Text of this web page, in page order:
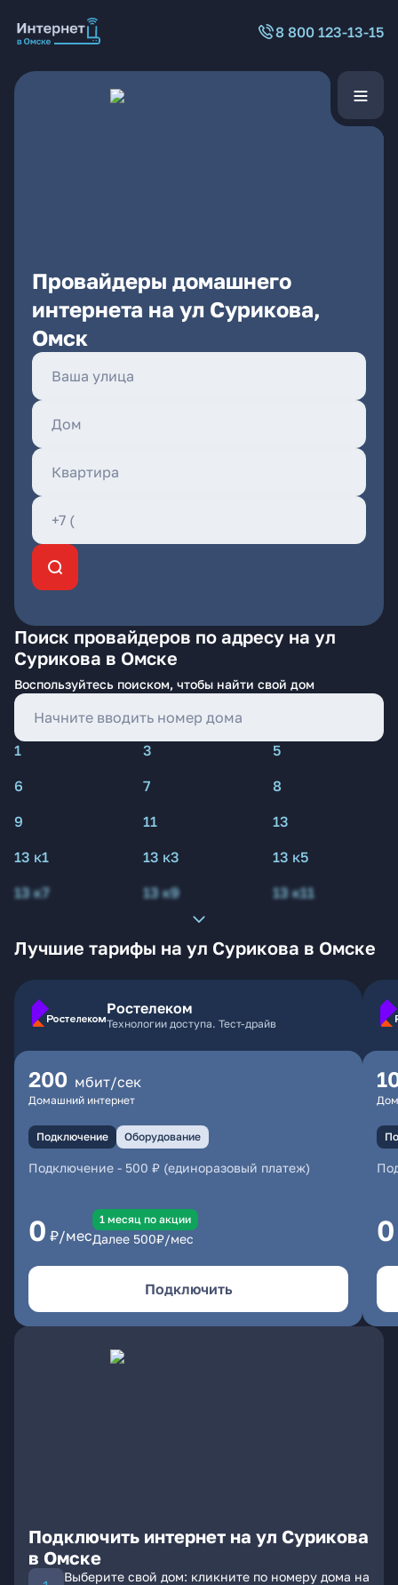
8 800 123-13-15
Провайдеры домашнего
интернета на ул Сурикова,
Омск
Поиск провайдеров по адресу на ул
Сурикова в Омске
Воспользуйтесь поиском, чтобы найти свой дом
1 3
5
6
7
8
9
11
13
13 к1
13 к3
13 к5
13 к7
13 к9 13 к11
Лучшие тарифы на ул Сурикова в Омске
Ростелеком
Технологии доступа. Тест-драйв
200 мбит/сек
Домашний интернет
Подключение Оборудование
Подключение - 500 ₽ (единоразовый платеж)
0 ₽/мес
1 месяц по акции
Далее 500₽/мес
Подключить
0
Подключить интернет на ул Сурикова
в Омске
Выберите свой дом: кликните по номеру дома на